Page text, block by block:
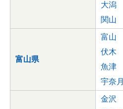
大潟
関山
富山県
富山
伏木
魚津
宇奈月
金沢